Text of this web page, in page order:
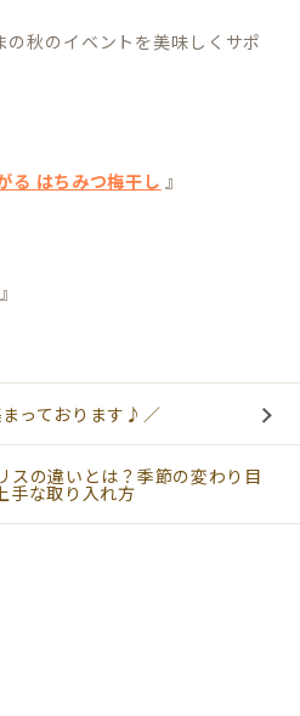
の秋のイベントを美味しくサポ
る はちみつ梅干し 』
』
っております♪／
スの違いとは？季節の変わり目
手な取り入れ方